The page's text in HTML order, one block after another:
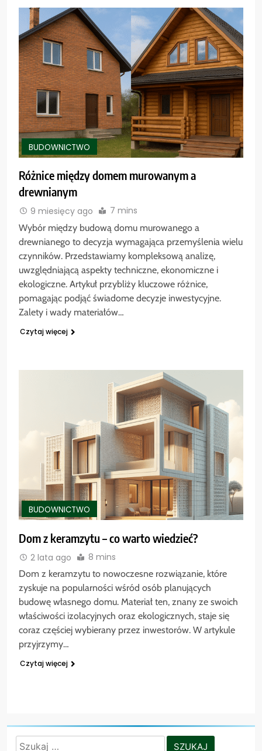
BUDOWNICTWO
Różnice między domem murowanym a
drewnianym
9 miesięcy ago 7 mins
Wybór między budową domu murowanego a
drewnianego to decyzja wymagająca przemyślenia wielu
czynników. Przedstawiamy kompleksową analizę,
uwzględniającą aspekty techniczne, ekonomiczne i
ekologiczne. Artykuł przybliży kluczowe różnice,
pomagając podjąć świadome decyzje inwestycyjne.
Zalety i wady materiałów…
Czytaj więcej
BUDOWNICTWO
Dom z keramzytu – co warto wiedzieć?
2 lata ago 8 mins
Dom z keramzytu to nowoczesne rozwiązanie, które
zyskuje na popularności wśród osób planujących
budowę własnego domu. Materiał ten, znany ze swoich
właściwości izolacyjnych oraz ekologicznych, staje się
coraz częściej wybierany przez inwestorów. W artykule
przyjrzymy…
Czytaj więcej
Szukaj: